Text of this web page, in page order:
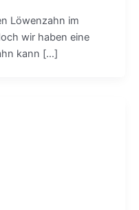
Löwenzahn im
wir haben eine
kann […]